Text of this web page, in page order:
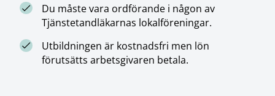
Du måste vara ordförande i någon av
Tjänstetandläkarnas lokalföreningar.
Utbildningen är kostnadsfri men lön
förutsätts arbetsgivaren betala.